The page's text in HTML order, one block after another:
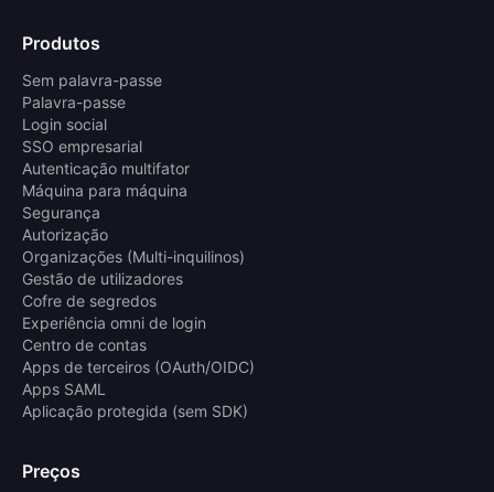
Produtos
Sem palavra-passe
Palavra-passe
Login social
SSO empresarial
Autenticação multifator
Máquina para máquina
Segurança
Autorização
Organizações (Multi-inquilinos)
Gestão de utilizadores
Cofre de segredos
Experiência omni de login
Centro de contas
Apps de terceiros (OAuth/OIDC)
Apps SAML
Aplicação protegida (sem SDK)
Preços